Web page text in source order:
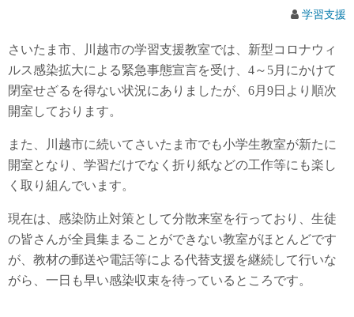
学習支援
さいたま市、川越市の学習支援教室では、新型コロナウィ
ルス感染拡大による緊急事態宣言を受け、4～5月にかけて
閉室せざるを得ない状況にありましたが、6月9日より順次
開室しております。
また、川越市に続いてさいたま市でも小学生教室が新たに
開室となり、学習だけでなく折り紙などの工作等にも楽し
く取り組んでいます。
現在は、感染防止対策として分散来室を行っており、生徒
の皆さんが全員集まることができない教室がほとんどです
が、教材の郵送や電話等による代替支援を継続して行いな
がら、一日も早い感染収束を待っているところです。